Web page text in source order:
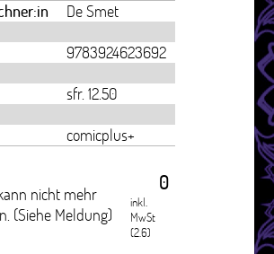
De Smet
9783924623692
sfr. 12.50
comicplus+
nicht mehr
(Siehe Meldung)
0
inkl.
MwSt
(2.6)